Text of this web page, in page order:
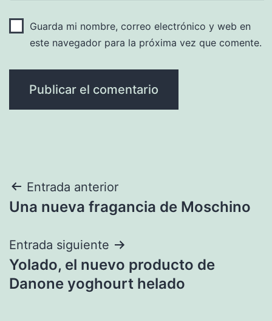
Guarda mi nombre, correo electrónico y web en
este navegador para la próxima vez que comente.
Navegación
de
entradas
Entrada anterior
Una nueva fragancia de Moschino
Entrada siguiente
Yolado, el nuevo producto de
Danone yoghourt helado